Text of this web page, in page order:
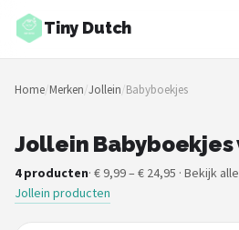
Tiny Dutch
Zoeken
NAVIGATIE
Merken
Blog
Home/Merken/Jollein/Babyboekjes
Jollein Babyboekjes
4 producten· € 9,99 – € 24,95 · Bekijk alle
Jollein producten